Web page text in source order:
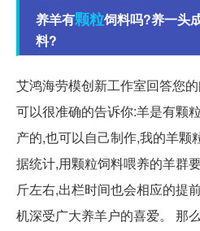
养羊有颗粒饲料吗?养一头
料?
艾鸿海劳模创新工作室回答您
可以很准确的告诉你:羊是有颗
产的,也可以自己制作,我的羊颗
据统计,用颗粒饲料喂养的羊群
斤左右,出栏时间也会相应的提
机深受广大养羊户的喜爱。 那